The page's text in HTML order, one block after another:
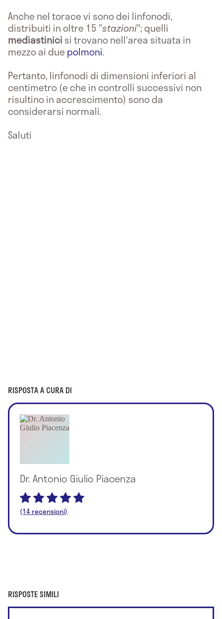
Anche nel torace vi sono dei linfonodi,
distribuiti in oltre 15 "stazioni"; quelli
mediastinici si trovano nell'area situata in
mezzo ai due polmoni.
Pertanto, linfonodi di dimensioni inferiori al
centimetro (e che in controlli successivi non
risultino in accrescimento) sono da
considerarsi normali.
Saluti
RISPOSTA A CURA DI
Dr. Antonio Giulio Piacenza
(14 recensioni)
RISPOSTE SIMILI